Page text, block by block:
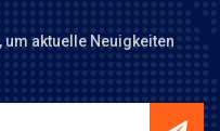
aktuelle Neuigkeiten